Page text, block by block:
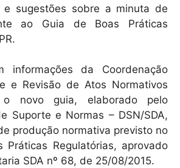
e sugestões sobre a minuta de
ao Guia de Boas Práticas
informações da Coordenação
e Revisão de Atos Normativos
o novo guia, elaborado pelo
Suporte e Normas – DSN/SDA,
produção normativa previsto no
Práticas Regulatórias, aprovado
SDA nº 68, de 25/08/2015.